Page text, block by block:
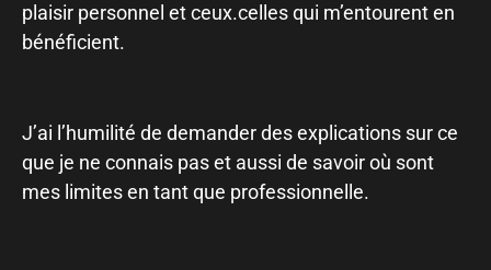
plaisir personnel et ceux.celles qui m’entourent en
bénéficient.
J’ai l’humilité de demander des explications sur ce
que je ne connais pas et aussi de savoir où sont
mes limites en tant que professionnelle.